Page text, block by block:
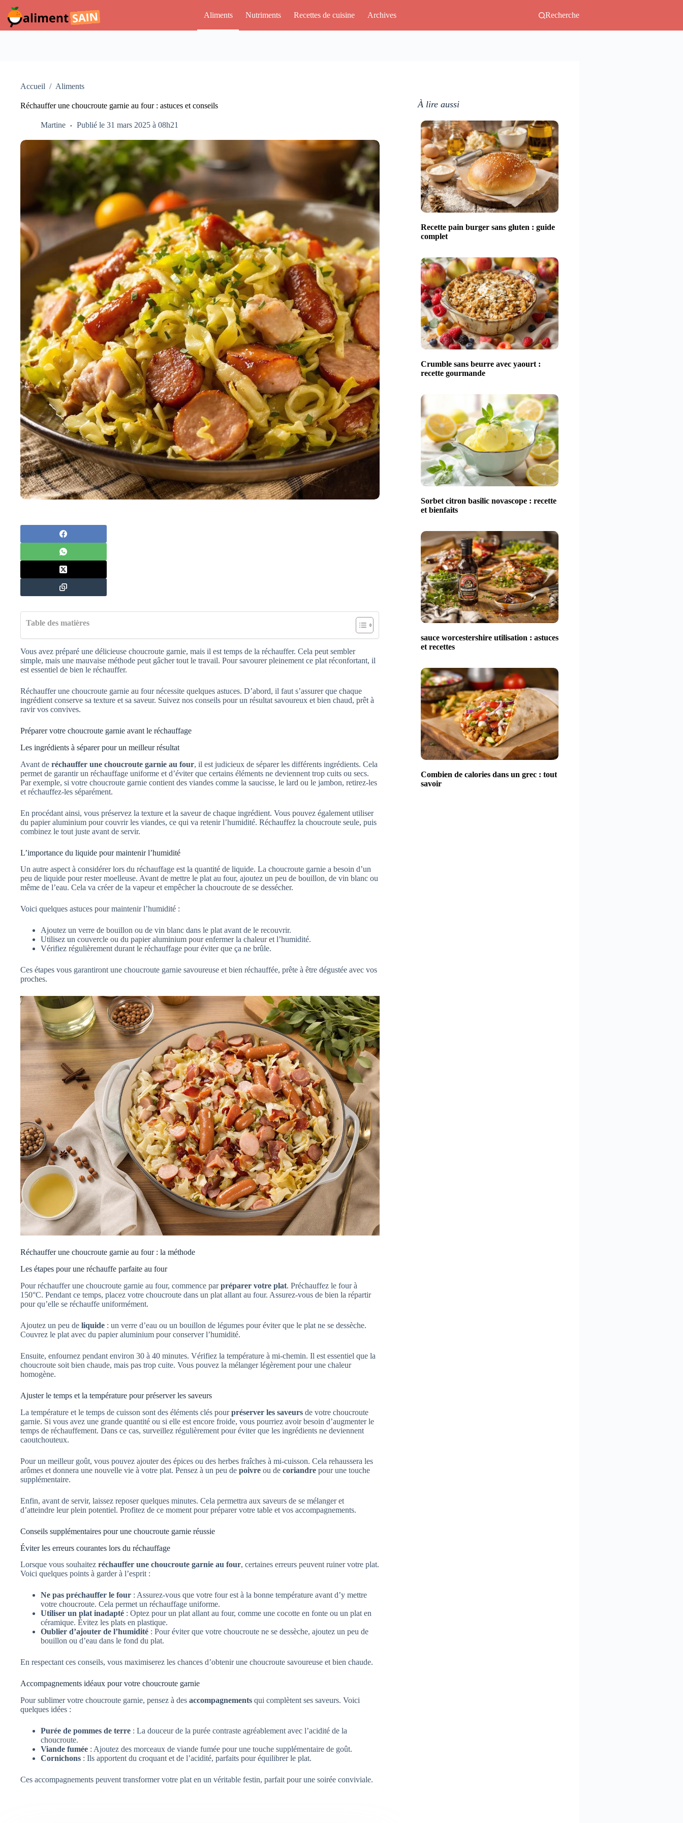
contenu
Aliments Nutriments Recettes de cuisine Archives Recherche
Accueil / Aliments
Réchauffer une choucroute garnie au four : astuces et conseils
Martine Publié le 31 mars 2025 à 08h21
Table des matières
Vous avez préparé une délicieuse choucroute garnie, mais il est temps de la réchauffer. Cela peut sembler
simple, mais une mauvaise méthode peut gâcher tout le travail. Pour savourer pleinement ce plat réconfortant, il
est essentiel de bien le réchauffer.
Réchauffer une choucroute garnie au four nécessite quelques astuces. D’abord, il faut s’assurer que chaque
ingrédient conserve sa texture et sa saveur. Suivez nos conseils pour un résultat savoureux et bien chaud, prêt à
ravir vos convives.
Préparer votre choucroute garnie avant le réchauffage
Les ingrédients à séparer pour un meilleur résultat
Avant de réchauffer une choucroute garnie au four, il est judicieux de séparer les différents ingrédients. Cela
permet de garantir un réchauffage uniforme et d’éviter que certains éléments ne deviennent trop cuits ou secs.
Par exemple, si votre choucroute garnie contient des viandes comme la saucisse, le lard ou le jambon, retirez-les
et réchauffez-les séparément.
En procédant ainsi, vous préservez la texture et la saveur de chaque ingrédient. Vous pouvez également utiliser
du papier aluminium pour couvrir les viandes, ce qui va retenir l’humidité. Réchauffez la choucroute seule, puis
combinez le tout juste avant de servir.
L’importance du liquide pour maintenir l’humidité
Un autre aspect à considérer lors du réchauffage est la quantité de liquide. La choucroute garnie a besoin d’un
peu de liquide pour rester moelleuse. Avant de mettre le plat au four, ajoutez un peu de bouillon, de vin blanc ou
même de l’eau. Cela va créer de la vapeur et empêcher la choucroute de se dessécher.
Voici quelques astuces pour maintenir l’humidité :
Ajoutez un verre de bouillon ou de vin blanc dans le plat avant de le recouvrir.
Utilisez un couvercle ou du papier aluminium pour enfermer la chaleur et l’humidité.
Vérifiez régulièrement durant le réchauffage pour éviter que ça ne brûle.
Ces étapes vous garantiront une choucroute garnie savoureuse et bien réchauffée, prête à être dégustée avec vos
proches.
Réchauffer une choucroute garnie au four : la méthode
Les étapes pour une réchauffe parfaite au four
Pour réchauffer une choucroute garnie au four, commence parpréparer votre plat. Préchauffez le four à
150°C. Pendant ce temps, placez votre choucroute dans un plat allant au four. Assurez-vous de bien la répartir
pour qu’elle se réchauffe uniformément.
Ajoutez un peu de liquide : un verre d’eau ou un bouillon de légumes pour éviter que le plat ne se dessèche.
Couvrez le plat avec du papier aluminium pour conserver l’humidité.
Ensuite, enfournez pendant environ 30 à 40 minutes. Vérifiez la température à mi-chemin. Il est essentiel que la
choucroute soit bien chaude, mais pas trop cuite. Vous pouvez la mélanger légèrement pour une chaleur
homogène.
Ajuster le temps et la température pour préserver les saveurs
La température et le temps de cuisson sont des éléments clés pourpréserver les saveurs de votre choucroute
garnie. Si vous avez une grande quantité ou si elle est encore froide, vous pourriez avoir besoin d’augmenter le
temps de réchauffement. Dans ce cas, surveillez régulièrement pour éviter que les ingrédients ne deviennent
caoutchouteux.
Pour un meilleur goût, vous pouvez ajouter des épices ou des herbes fraîches à mi-cuisson. Cela rehaussera les
arômes et donnera une nouvelle vie à votre plat. Pensez à un peu de poivre ou de coriandre pour une touche
supplémentaire.
Enfin, avant de servir, laissez reposer quelques minutes. Cela permettra aux saveurs de se mélanger et
d’atteindre leur plein potentiel. Profitez de ce moment pour préparer votre table et vos accompagnements.
Conseils supplémentaires pour une choucroute garnie réussie
Éviter les erreurs courantes lors du réchauffage
Lorsque vous souhaitez réchauffer une choucroute garnie au four, certaines erreurs peuvent ruiner votre plat.
Voici quelques points à garder à l’esprit :
Ne pas préchauffer le four : Assurez-vous que votre four est à la bonne température avant d’y mettre
votre choucroute. Cela permet un réchauffage uniforme.
Utiliser un plat inadapté : Optez pour un plat allant au four, comme une cocotte en fonte ou un plat en
céramique. Évitez les plats en plastique.
Oublier d’ajouter de l’humidité : Pour éviter que votre choucroute ne se dessèche, ajoutez un peu de
bouillon ou d’eau dans le fond du plat.
En respectant ces conseils, vous maximiserez les chances d’obtenir une choucroute savoureuse et bien chaude.
Accompagnements idéaux pour votre choucroute garnie
Pour sublimer votre choucroute garnie, pensez à des accompagnements qui complètent ses saveurs. Voici
quelques idées :
Purée de pommes de terre : La douceur de la purée contraste agréablement avec l’acidité de la
choucroute.
Viande fumée : Ajoutez des morceaux de viande fumée pour une touche supplémentaire de goût.
Cornichons : Ils apportent du croquant et de l’acidité, parfaits pour équilibrer le plat.
Ces accompagnements peuvent transformer votre plat en un véritable festin, parfait pour une soirée conviviale.
À lire aussi
Recette pain burger sans gluten : guide
complet
Crumble sans beurre avec yaourt :
recette gourmande
Sorbet citron basilic novascope : recette
et bienfaits
sauce worcestershire utilisation : astuces
et recettes
Combien de calories dans un grec : tout
savoir